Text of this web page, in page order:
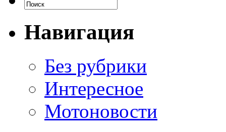
Навигация
Без рубрики
Интересное
Мотоновости